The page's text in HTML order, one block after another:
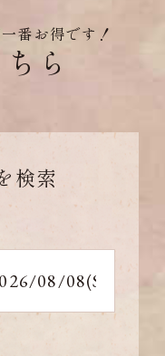
番お得です！
ら
検索